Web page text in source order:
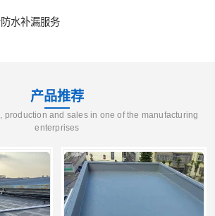
水补漏服务
产品推荐
production and sales in one of the manufacturing
enterprises